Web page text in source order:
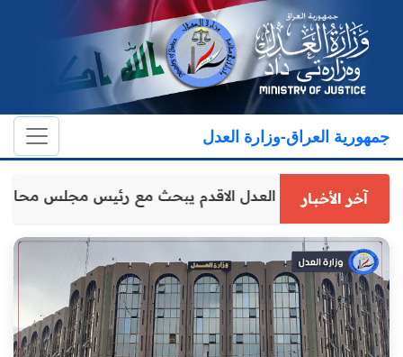
جمهورية العراق-وزارة العدل
آخر الأخباروكيل وزارة العدل الاقدم يبحث مع رئيس مجلس